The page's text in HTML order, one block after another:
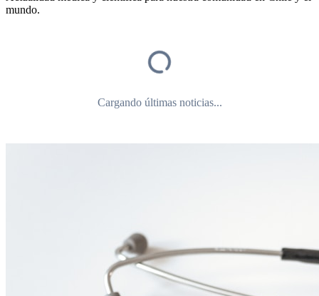
mundo.
Cargando últimas noticias...